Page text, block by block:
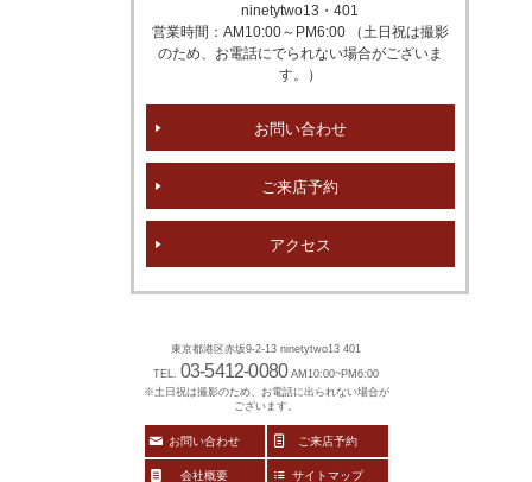
ninetytwo13・401
営業時間：AM10:00～PM6:00 （土日祝は撮影
のため、お電話にでられない場合がございま
す。）
お問い合わせ
ご来店予約
アクセス
東京都港区赤坂9-2-13 ninetytwo13 401
TEL. 03-5412-0080 AM10:00~PM6:00
※土日祝は撮影のため、お電話に出られない場合が
ございます。
お問い合わせ ご来店予約
会社概要 サイトマップ